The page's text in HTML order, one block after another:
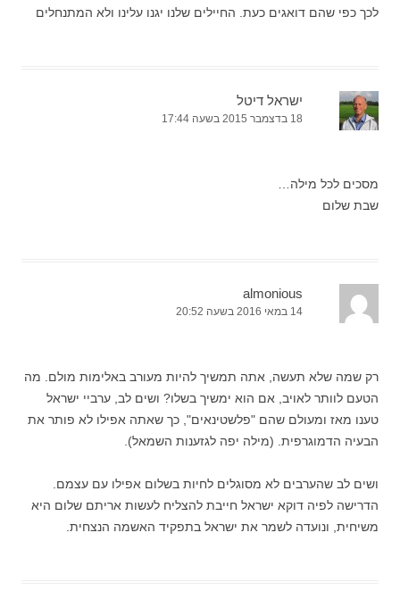
לכך כפי שהם דואגים כעת. החיילים שלנו יגנו עלינו ולא המתנחלים
ישראל דיטל
18 בדצמבר 2015 בשעה 17:44
מסכים לכל מילה…
שבת שלום
almonious
14 במאי 2016 בשעה 20:52
רק שמה שלא תעשה, אתה תמשיך להיות מעורב באלימות מולם. מה
הטעם לוותר לאויב, אם הוא ימשיך בשלו? ושים לב, ערביי ישראל
טענו מאז ומעולם שהם "פלשטינאים", כך שאתה אפילו לא פותר את
הבעיה הדמוגרפית. (מילה יפה לגזענות השמאל).
ושים לב שהערבים לא מסוגלים לחיות בשלום אפילו עם עצמם.
הדרישה לפיה דוקא ישראל חייבת להצליח לעשות אריתם שלום היא
משיחית, ונועדה לשמר את ישראל בתפקיד האשמה הנצחית.